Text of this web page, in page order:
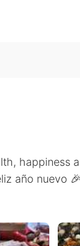
happiness
año nuevo